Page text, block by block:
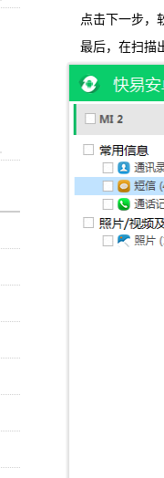
点击下一步，
最后，在扫描